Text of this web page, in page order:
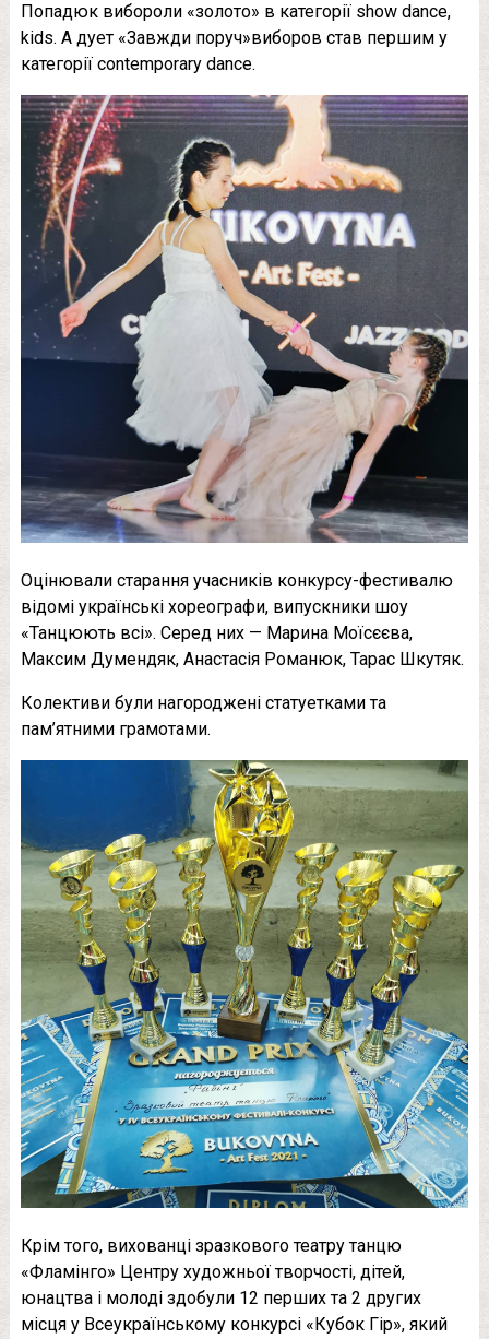
Попадюк вибороли «золото» в категорії show dance,
kids. А дует «Завжди поруч»виборов став першим у
категорії contemporary dance.
Оцінювали старання учасників конкурсу-фестивалю
відомі українські хореографи, випускники шоу
«Танцюють всі». Серед них — Марина Моїсєєва,
Максим Думендяк, Анастасія Романюк, Тарас Шкутяк.
Колективи були нагороджені статуетками та
пам’ятними грамотами.
Крім того, вихованці зразкового театру танцю
«Фламінго» Центру художньої творчості, дітей,
юнацтва і молоді здобули 12 перших та 2 других
місця у Всеукраїнському конкурсі «Кубок Гір», який